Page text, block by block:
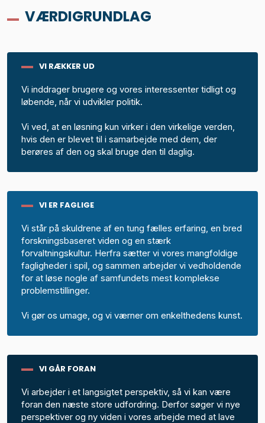
VÆRDIGRUNDLAG
VI RÆKKER UD
Vi inddrager brugere og vores interessenter tidligt og
løbende, når vi udvikler politik.
Vi ved, at en løsning kun virker i den virkelige verden,
hvis den er blevet til i samarbejde med dem, der
berøres af den og skal bruge den til daglig.
VI ER FAGLIGE
Vi står på skuldrene af en tung fælles erfaring, en bred
forskningsbaseret viden og en stærk
forvaltningskultur. Herfra sætter vi vores mangfoldige
fagligheder i spil, og sammen arbejder vi vedholdende
for at løse nogle af samfundets mest komplekse
problemstillinger.
Vi gør os umage, og vi værner om enkelthedens kunst.
VI GÅR FORAN
Vi arbejder i et langsigtet perspektiv, så vi kan være
foran den næste store udfordring. Derfor søger vi nye
perspektiver og ny viden i vores arbejde med at lave